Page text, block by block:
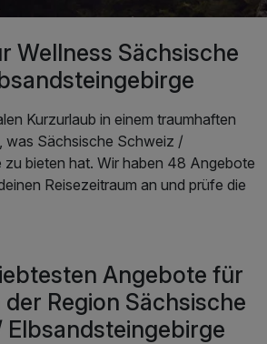
Wellness Sächsische
Kurzurlaub in einem traumhaften
was Sächsische Schweiz /
zu bieten hat. Wir haben 48 Angebote
Reisezeitraum an und prüfe die
Angebote für
Region Sächsische
Elbsandsteingebirge